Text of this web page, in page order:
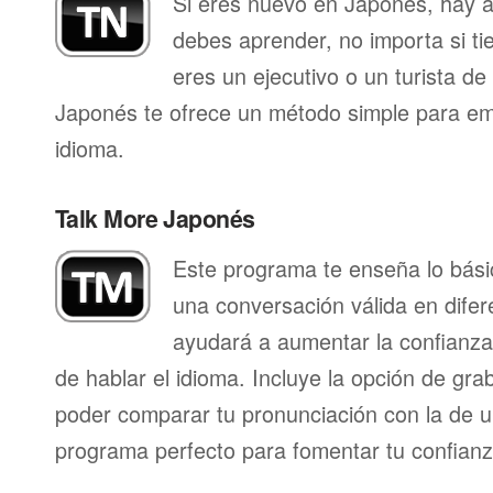
debes aprender, no importa si
eres un ejecutivo o un turista
Japonés te ofrece un método simple para
idioma.
Talk More Japonés
Este programa te enseña lo
una conversación válida en
ayudará a aumentar la
de hablar el idioma. Incluye la opción de
poder comparar tu pronunciación con la de
programa perfecto para fomentar tu